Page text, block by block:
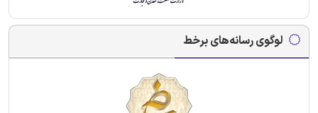
لوگوی رسانه‌های برخط